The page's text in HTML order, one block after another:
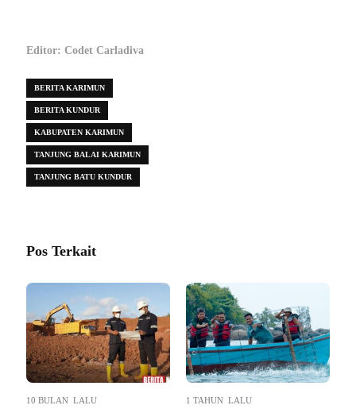
Editor: Codet Carladiva
BERITA KARIMUN
BERITA KUNDUR
KABUPATEN KARIMUN
TANJUNG BALAI KARIMUN
TANJUNG BATU KUNDUR
Pos Terkait
10 BULAN LALU 1 TAHUN LALU